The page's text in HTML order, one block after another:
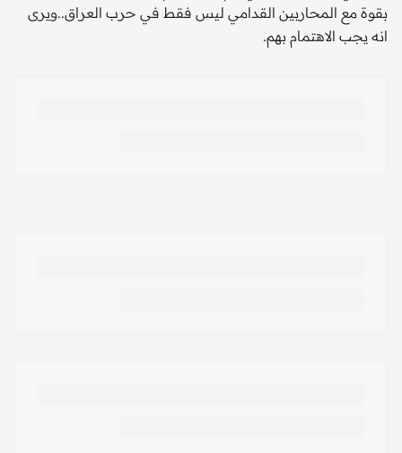
بقوة مع المحاربين القدامي ليس فقط في حرب العراق..ويرى
انه يجب الاهتمام بهم.